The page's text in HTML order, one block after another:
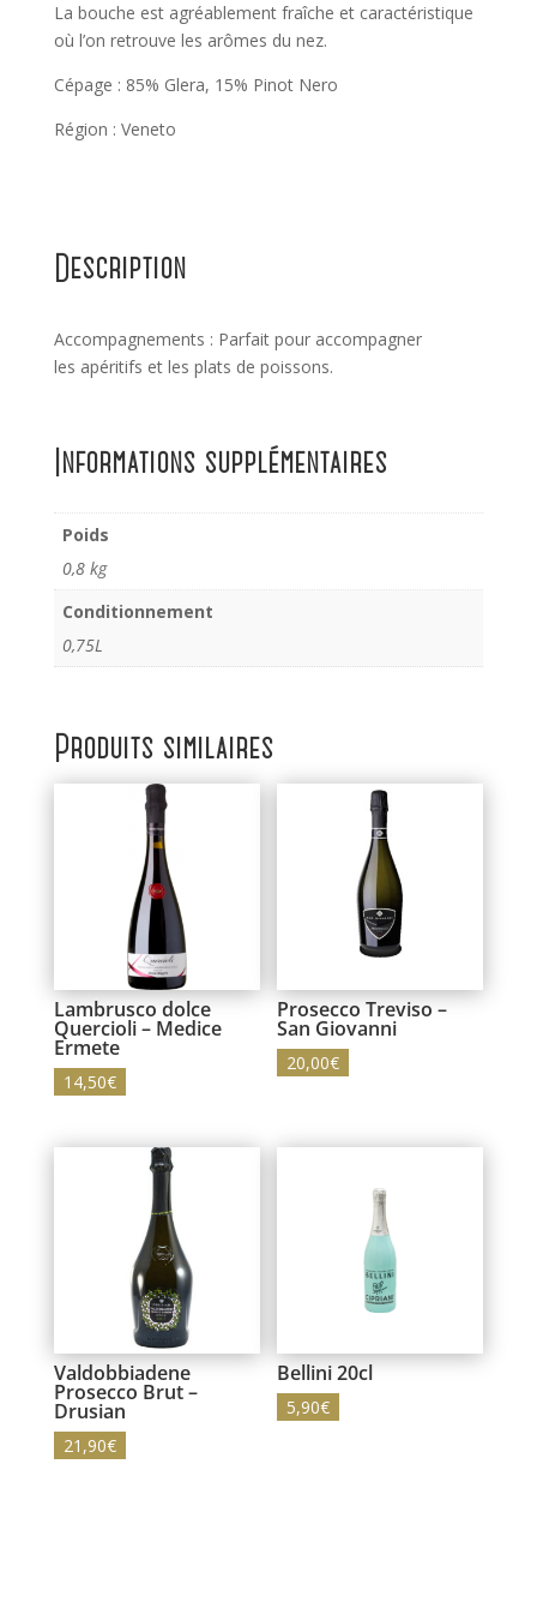
La bouche est agréablement fraîche et caractéristique
où l’on retrouve les arômes du nez.
Cépage : 85% Glera, 15% Pinot Nero
Région : Veneto
Description
Accompagnements : Parfait pour accompagner
les apéritifs et les plats de poissons.
Informations supplémentaires
Poids
0,8 kg
Conditionnement
0,75L
Produits similaires
Lambrusco dolce
Quercioli – Medice
Ermete
14,50€
Prosecco Treviso –
San Giovanni
20,00€
Valdobbiadene
Prosecco Brut –
Drusian
21,90€
Bellini 20cl
5,90€